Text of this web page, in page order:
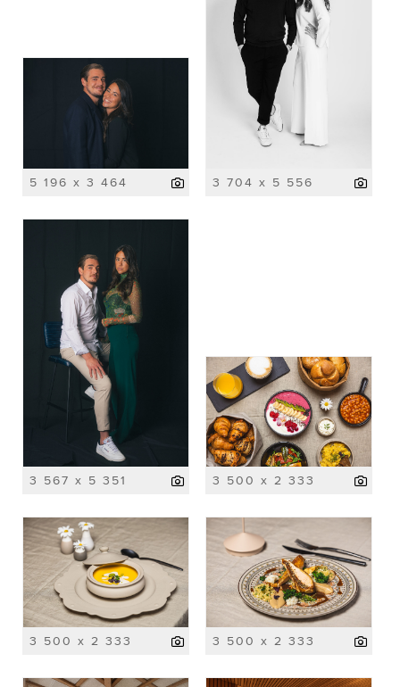
5 196 x 3 464 3 704 x 5 556
3 567 x 5 351 3 500 x 2 333
3 500 x 2 333 3 500 x 2 333